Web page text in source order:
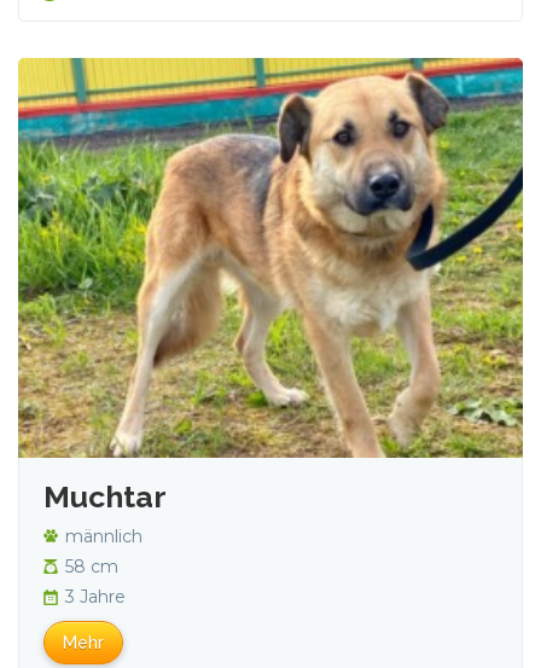
Muchtar
männlich
58 cm
3 Jahre
Mehr